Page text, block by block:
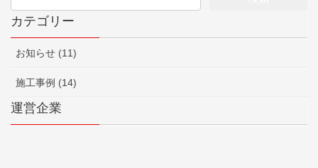
カテゴリー
お知らせ (11)
施工事例 (14)
運営企業